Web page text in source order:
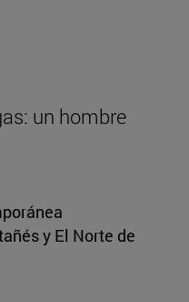
un hombre
y El Norte de